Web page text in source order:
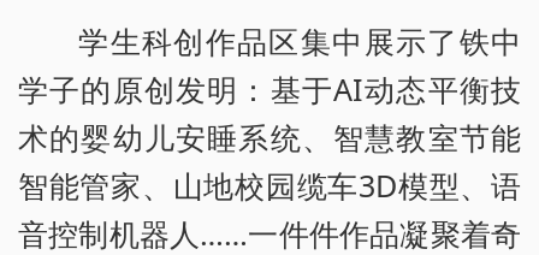
学生科创作品区集中展示了铁中
学子的原创发明：基于AI动态平衡技
术的婴幼儿安睡系统、智慧教室节能
智能管家、山地校园缆车3D模型、语
音控制机器人……一件件作品凝聚着奇